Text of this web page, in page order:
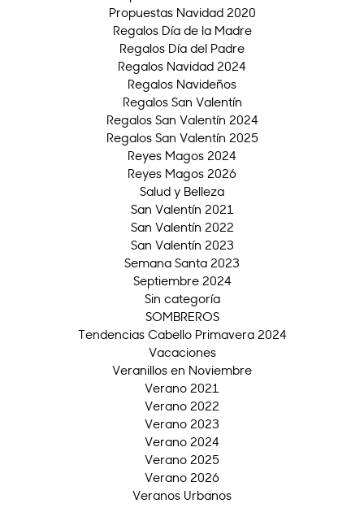
Propuestas Navidad 2020
Regalos Día de la Madre
Regalos Día del Padre
Regalos Navidad 2024
Regalos Navideños
Regalos San Valentín
Regalos San Valentín 2024
Regalos San Valentín 2025
Reyes Magos 2024
Reyes Magos 2026
Salud y Belleza
San Valentín 2021
San Valentín 2022
San Valentín 2023
Semana Santa 2023
Septiembre 2024
Sin categoría
SOMBREROS
Tendencias Cabello Primavera 2024
Vacaciones
Veranillos en Noviembre
Verano 2021
Verano 2022
Verano 2023
Verano 2024
Verano 2025
Verano 2026
Veranos Urbanos